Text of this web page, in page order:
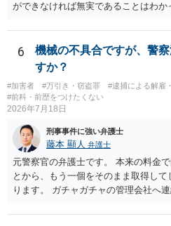
ができなければ無実であることはわ
6
機械の不具合ですが、警
すか？
#加害者 #万引き・窃盗罪
#逮捕による解雇
#前科・前歴をつけたくない
2026年7月18日
刑事事件に強い弁護士
藤本 顯人 弁護士
元警察官の弁護士です。 本来の料金
とから、もう一個をそのまま取得し
ります。 ガチャガチャの管理会社へ
あるいは管理会社がお金は不要かつ